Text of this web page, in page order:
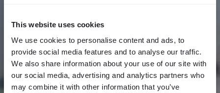
This website uses cookies
We use cookies to personalise content and ads, to
provide social media features and to analyse our traffic.
We also share information about your use of our site with
our social media, advertising and analytics partners who
may combine it with other information that you’ve